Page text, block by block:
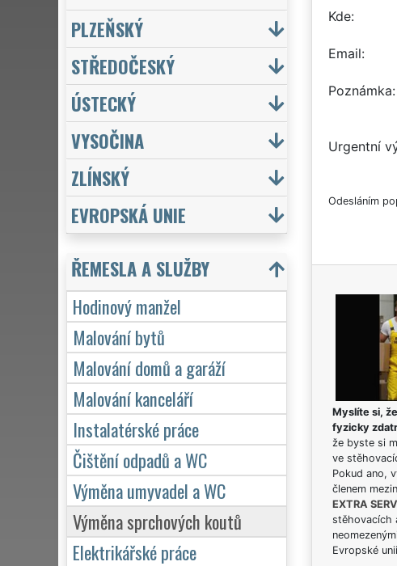
Kde
Email
Poznámka
Urgentní
Odesláním
Myslíte si,
fyzicky
že byste si
ve
Pokud ano,
členem
EXTRA
stěhovacích
Evropské
PLZEŇSKÝ
STŘEDOČESKÝ
ÚSTECKÝ
VYSOČINA
ZLÍNSKÝ
EVROPSKÁ UNIE
ŘEMESLA A SLUŽBY
Hodinový manžel
Malování bytů
Malování domů a garáží
Malování kanceláří
Instalatérské práce
Čištění odpadů a WC
Výměna umyvadel a WC
Výměna sprchových koutů
Elektrikářské práce